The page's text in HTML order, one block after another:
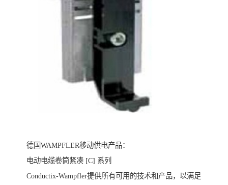
德国WAMPFLER移动供电产品：
电动电缆卷筒紧凑 [C] 系列
Conductix-Wampfler提供所有可用的技术和产品，以满足